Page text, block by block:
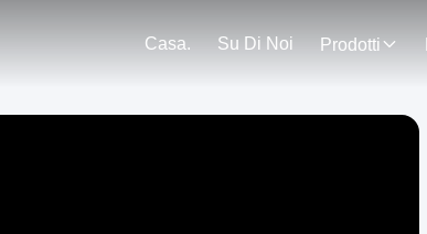
Casa. Su Di Noi Prodotti